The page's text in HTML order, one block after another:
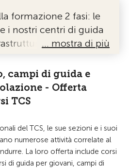
formazione 2 fasi: le
i nostri centri di guida
professionale
di guida.
… mostra di più
campi di guida e
- Offerta
TCS
del TCS, le sue sezioni e i suoi
numerose attività correlate al
La loro offerta include corsi
di guida per giovani, campi di